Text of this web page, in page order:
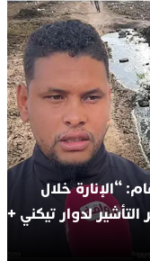
“الإنارة خلال
لدوار تيكني +